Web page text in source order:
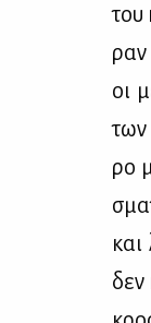
του
ραν
οι
των
ρο
δεν